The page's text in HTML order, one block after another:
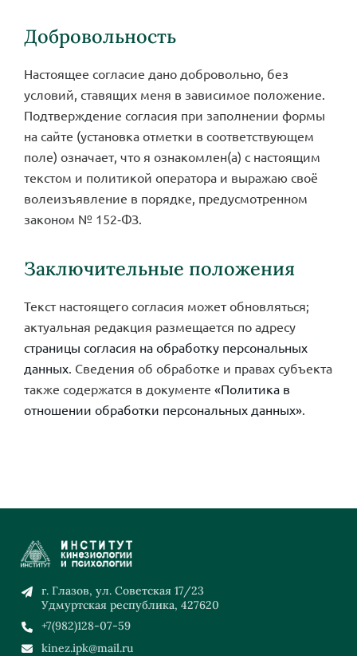
Добровольность
Настоящее согласие дано добровольно, без
условий, ставящих меня в зависимое положение.
Подтверждение согласия при заполнении формы
на сайте (установка отметки в соответствующем
поле) означает, что я ознакомлен(а) с настоящим
текстом и политикой оператора и выражаю своё
волеизъявление в порядке, предусмотренном
законом № 152‑ФЗ.
Заключительные положения
Текст настоящего согласия может обновляться;
актуальная редакция размещается по адресу
страницы согласия на обработку персональных
данных . Сведения об обработке и правах субъекта
также содержатся в документе«Политика в
отношении обработки персональных данных»
г. Глазов, ул. Советская 17/23
Удмуртская республика, 427620
+7(982)128-07-59
kinez.ipk@mail.ru